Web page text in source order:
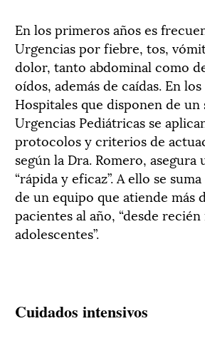
En los primeros años es
Urgencias por fiebre, tos,
dolor, tanto abdominal como
oídos, además de caídas. En
Hospitales que disponen de
Urgencias Pediátricas se
protocolos y criterios de
según la Dra. Romero, asegura
“rápida y eficaz”. A ello se
de un equipo que atiende más
pacientes al año, “desde recién
adolescentes”.
Cuidados intensivos